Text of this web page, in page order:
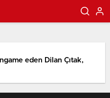
eden Dilan Çıtak,